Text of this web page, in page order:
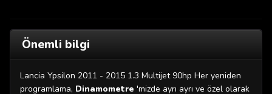
Önemli bilgi
Lancia Ypsilon 2011 - 2015 1.3 Multijet 90hp Her yeniden
programlama, Dinamometre 'mizde ayrı ayrı ve özel olarak